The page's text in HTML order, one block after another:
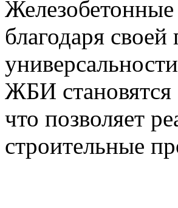
благодаря
ЖБИ
что позволяет
строительные